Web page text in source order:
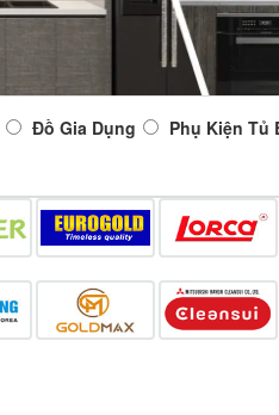
Đồ Gia Dụng Phụ Kiện Tủ